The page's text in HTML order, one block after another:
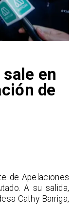
en
de
de Apelaciones
A su salida,
Cathy Barriga,